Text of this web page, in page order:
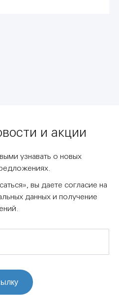
и акции
узнавать о новых
вы даете согласие на
данных и получение